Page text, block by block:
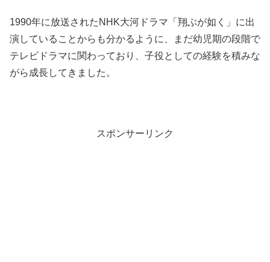
1990年に放送されたNHK大河ドラマ「翔ぶが如く」に出
演していることからも分かるように、まだ幼児期の段階で
テレビドラマに関わっており、子役としての経験を積みな
がら成長してきました。
スポンサーリンク